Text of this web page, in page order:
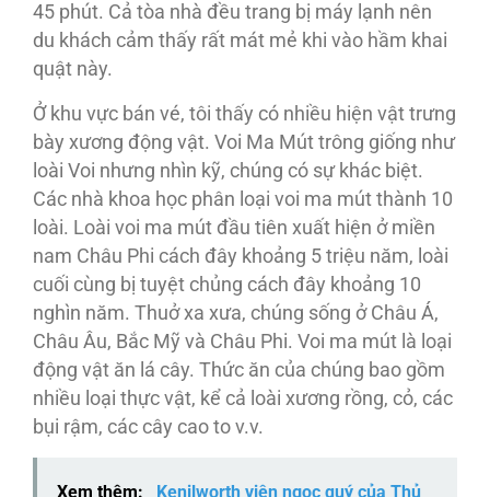
45 phút. Cả tòa nhà đều trang bị máy lạnh nên
du khách cảm thấy rất mát mẻ khi vào hầm khai
quật này.
Ở khu vực bán vé, tôi thấy có nhiều hiện vật trưng
bày xương động vật. Voi Ma Mút trông giống như
loài Voi nhưng nhìn kỹ, chúng có sự khác biệt.
Các nhà khoa học phân loại voi ma mút thành 10
loài. Loài voi ma mút đầu tiên xuất hiện ở miền
nam Châu Phi cách đây khoảng 5 triệu năm, loài
cuối cùng bị tuyệt chủng cách đây khoảng 10
nghìn năm. Thuở xa xưa, chúng sống ở Châu Á,
Châu Âu, Bắc Mỹ và Châu Phi. Voi ma mút là loại
động vật ăn lá cây. Thức ăn của chúng bao gồm
nhiều loại thực vật, kể cả loài xương rồng, cỏ, các
bụi rậm, các cây cao to v.v.
Xem thêm:
Kenilworth viên ngọc quý của Thủ